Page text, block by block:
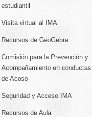
estudiantil
Visita virtual al IMA
Recursos de GeoGebra
Comisión para la Prevención y
Acompañamiento en conductas
de Acoso
Seguridad y Acceso IMA
Recursos de Aula